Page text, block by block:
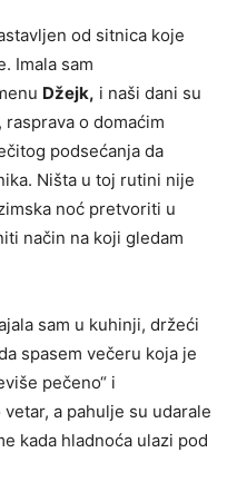
od sitnica koje
Imala sam
Džejk, i naši dani su
o domaćim
podsećanja da
Ništa u toj rutini nije
noć pretvoriti u
način na koji gledam
sam u kuhinji, držeći
spasem večeru koja je
pečeno“ i
a pahulje su udarale
kada hladnoća ulazi pod